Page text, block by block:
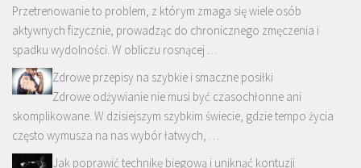
Przetrenowanie to problem, z którym zmaga się wiele osób
aktywnych fizycznie, prowadząc do chronicznego zmęczenia i
spadku wydolności. W obliczu rosnącej …
Zdrowe przepisy na szybkie i smaczne posiłki
Zdrowe odżywianie nie musi być czasochłonne ani
skomplikowane. W dzisiejszym szybkim świecie, gdzie tempo życia
często wymusza na nas wybór łatwych, …
Jak poprawić technikę biegową i uniknąć kontuzji